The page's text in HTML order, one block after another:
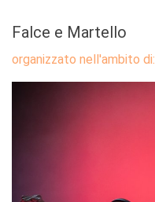
CERCA
Falce e Martello
organizzato nell'ambito di: